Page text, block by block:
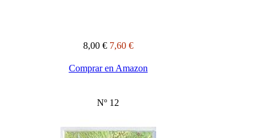
8,00 € 7,60 €
Comprar en Amazon
Nº 12